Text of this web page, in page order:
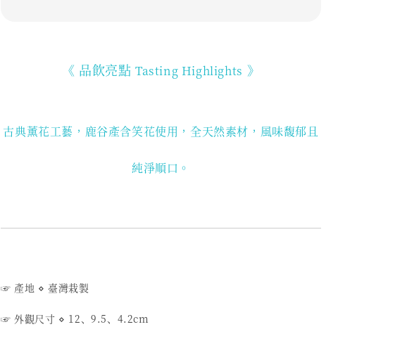
《 品飲亮點Tasting Highlights 》
古典薰花工藝，鹿谷產含笑花使用 ，全天然素材，風味馥郁且
純淨順口。
☞ 產地 ⋄ 臺灣栽製
☞ 外觀尺寸 ⋄ 12、9.5、4.2cm